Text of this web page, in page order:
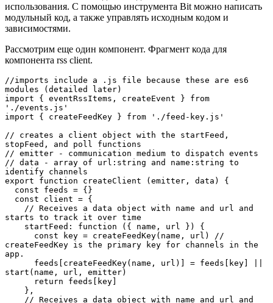
использования. С помощью инструмента Bit можно написать
модульный код, а также управлять исходным кодом и
зависимостями.
Рассмотрим еще один компонент. Фрагмент кода для
компонента rss client.
//imports include a .js file because these are es6
modules (detailed later)
import { eventRssItems, createEvent } from
'./events.js'
import { createFeedKey } from './feed-key.js'
// creates a client object with the startFeed,
stopFeed, and poll functions
// emitter - communication medium to dispatch events
// data - array of url:string and name:string to
identify channels
export function createClient (emitter, data) {
starts to track it over time
createFeedKey is the primary key for channels in the
app.
start(name, url, emitter)